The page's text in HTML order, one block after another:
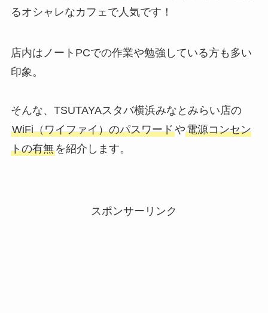
るオシャレなカフェで人気です！
店内はノートPCでの作業や勉強している方も多い
印象。
そんな、TSUTAYAスタバ横浜みなとみらい店の
WiFi（ワイファイ）のパスワードや電源コンセン
トの有無を紹介します。
スポンサーリンク